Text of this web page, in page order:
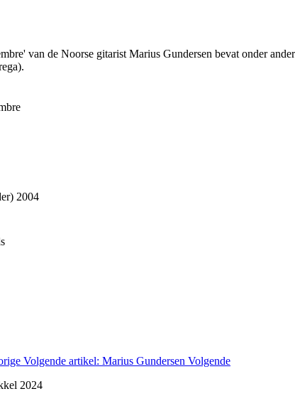
van de Noorse gitarist Marius Gundersen bevat onder
2004
Volgende artikel: Marius Gundersen Volgende
2024